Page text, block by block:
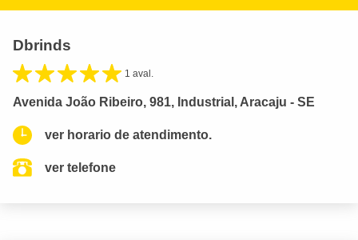
Dbrinds
1 aval.
Avenida João Ribeiro, 981, Industrial, Aracaju - SE
ver horario de atendimento.
ver telefone